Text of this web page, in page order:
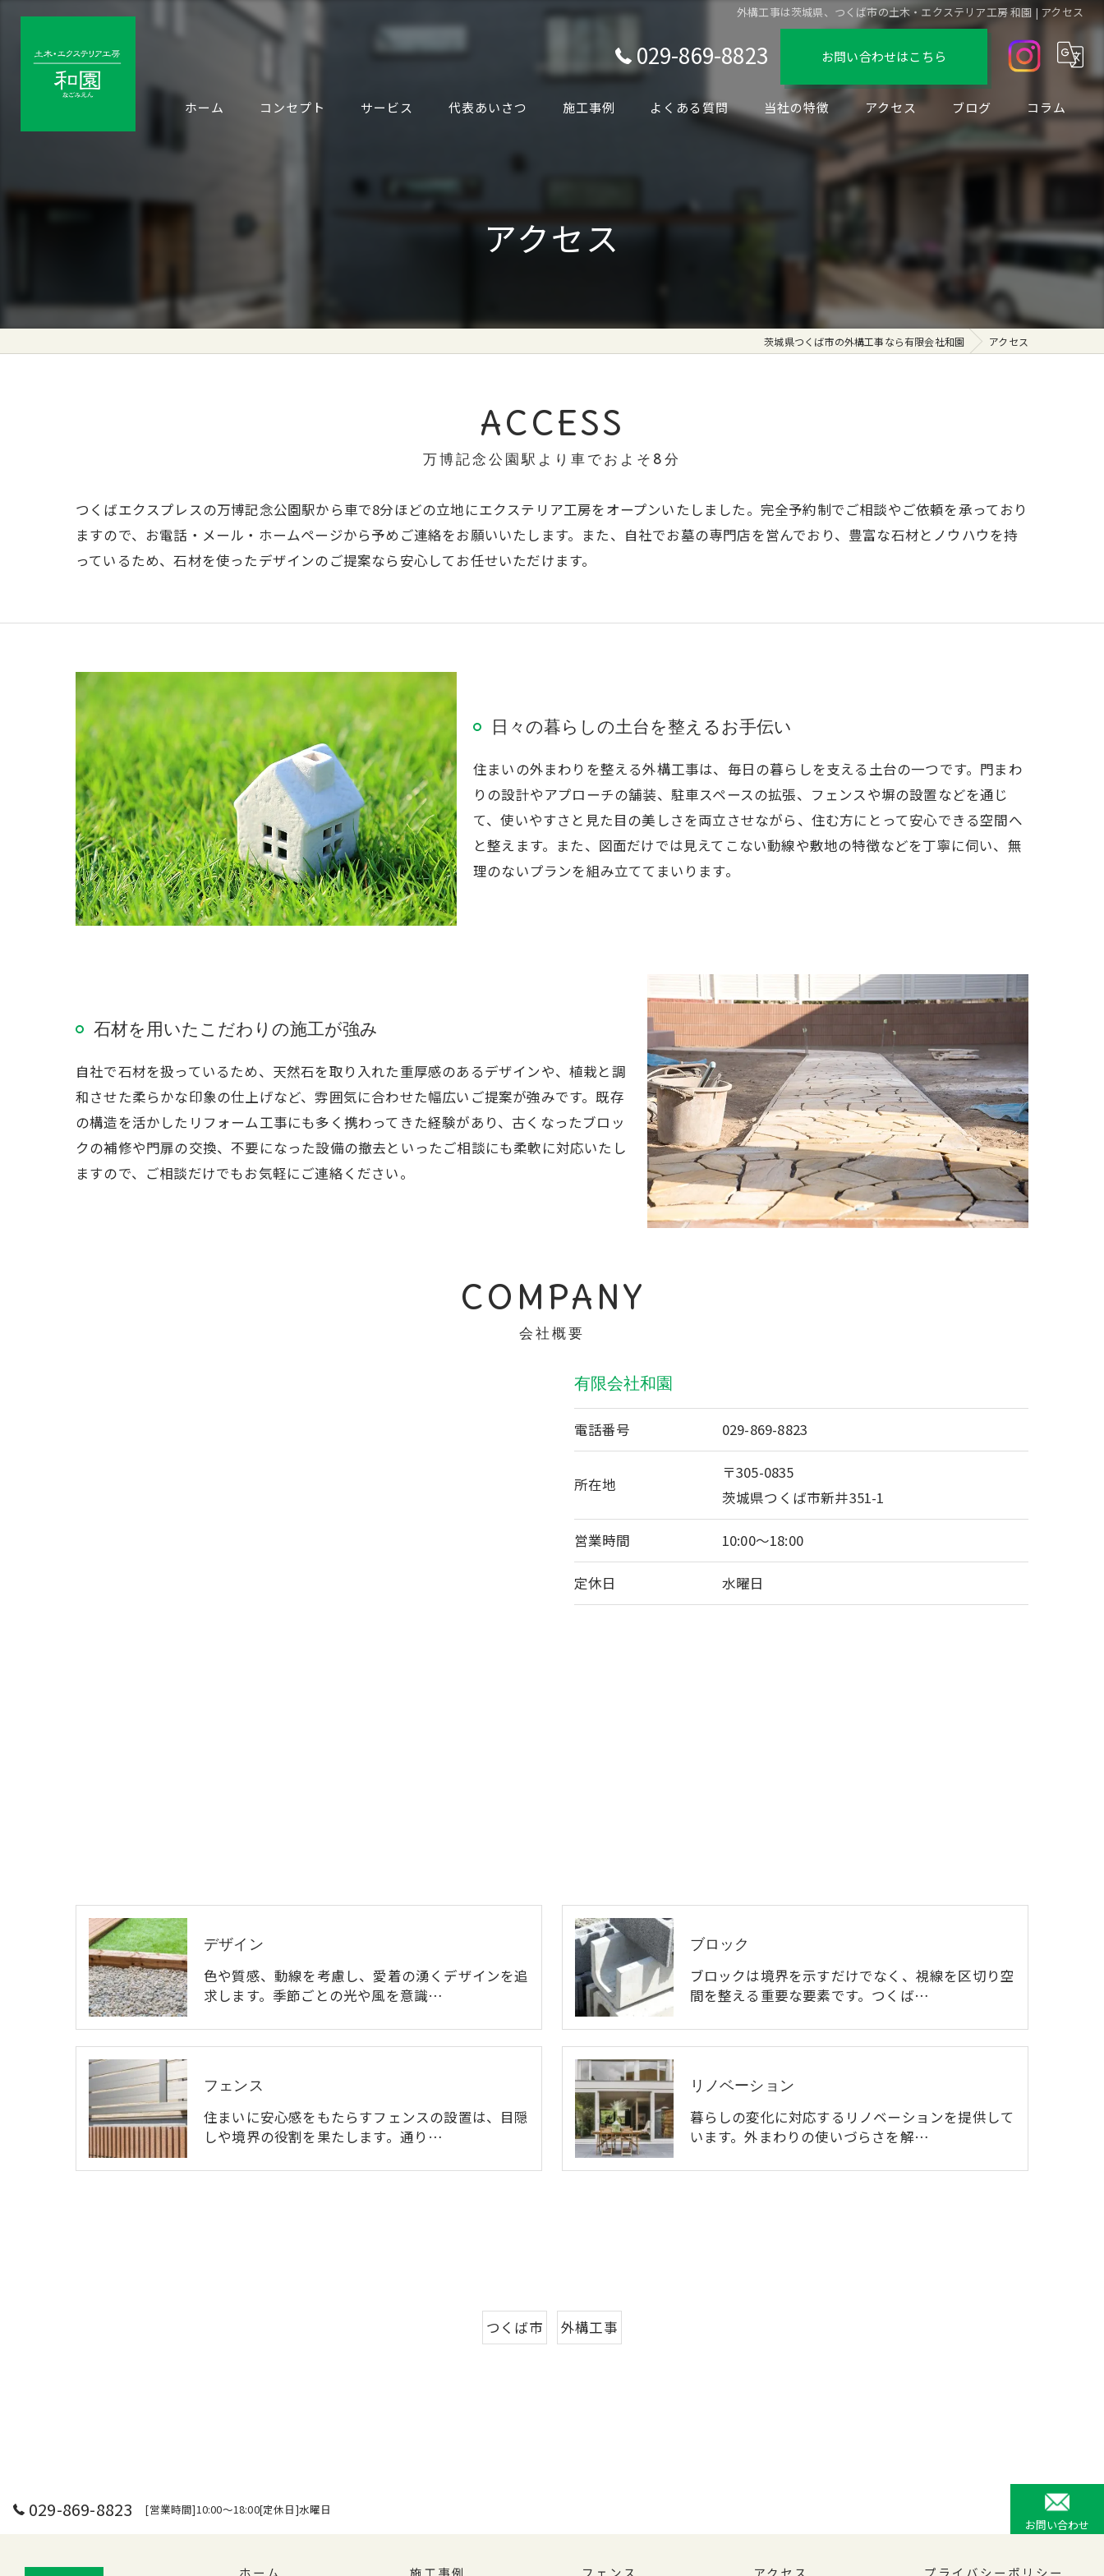
外構工事は茨城県、つくば市の土木・エクステリア工房 和園 | アクセス
029-869-8823 お問い合わせはこちら
ホーム コンセプト サービス 代表あいさつ 施工事例 よくある質問 当社の特徴
リノベーション
アクセス ブログ コラム
アクセス
茨城県つくば市の外構工事なら有限会社和園 アクセス
万博記念公園駅より車でおよそ8分
ACCESS
つくばエクスプレスの万博記念公園駅から車で8分ほどの立地にエクステリア工房をオープンいたしました。完全予約制でご相談やご依頼を承っており
ますので、お電話・メール・ホームページから予めご連絡をお願いいたします。また、自社でお墓の専門店を営んでおり、豊富な石材とノウハウを持
っているため、石材を使ったデザインのご提案なら安心してお任せいただけます。
日々の暮らしの土台を整えるお手伝い
住まいの外まわりを整える外構工事は、毎日の暮らしを支える土台の一つです。門まわ
りの設計やアプローチの舗装、駐車スペースの拡張、フェンスや塀の設置などを通じ
て、使いやすさと見た目の美しさを両立させながら、住む方にとって安心できる空間へ
と整えます。また、図面だけでは見えてこない動線や敷地の特徴などを丁寧に伺い、無
理のないプランを組み立ててまいります。
石材を用いたこだわりの施工が強み
自社で石材を扱っているため、天然石を取り入れた重厚感のあるデザインや、植栽と調
和させた柔らかな印象の仕上げなど、雰囲気に合わせた幅広いご提案が強みです。既存
の構造を活かしたリフォーム工事にも多く携わってきた経験があり、古くなったブロッ
クの補修や門扉の交換、不要になった設備の撤去といったご相談にも柔軟に対応いたし
ますので、ご相談だけでもお気軽にご連絡ください。
会社概要
COMPANY
有限会社和園
電話番号 029-869-8823
所在地
〒305-0835
茨城県つくば市新井351-1
営業時間 10:00～18:00
定休日 水曜日
デザイン
色や質感、動線を考慮し、愛着の湧くデザインを追
求します。季節ごとの光や風を意識…
ブロック
ブロックは境界を示すだけでなく、視線を区切り空
間を整える重要な要素です。つくば…
フェンス
住まいに安心感をもたらすフェンスの設置は、目隠
しや境界の役割を果たします。通り…
リノベーション
暮らしの変化に対応するリノベーションを提供して
います。外まわりの使いづらさを解…
つくば市 外構工事
029-869-8823
[営業時間]10:00～18:00[定休日]水曜日
お問い合わせ
ホーム 施工事例 フェンス アクセス プライバシーポリシー
お問い合わせ・ご相談はこちら